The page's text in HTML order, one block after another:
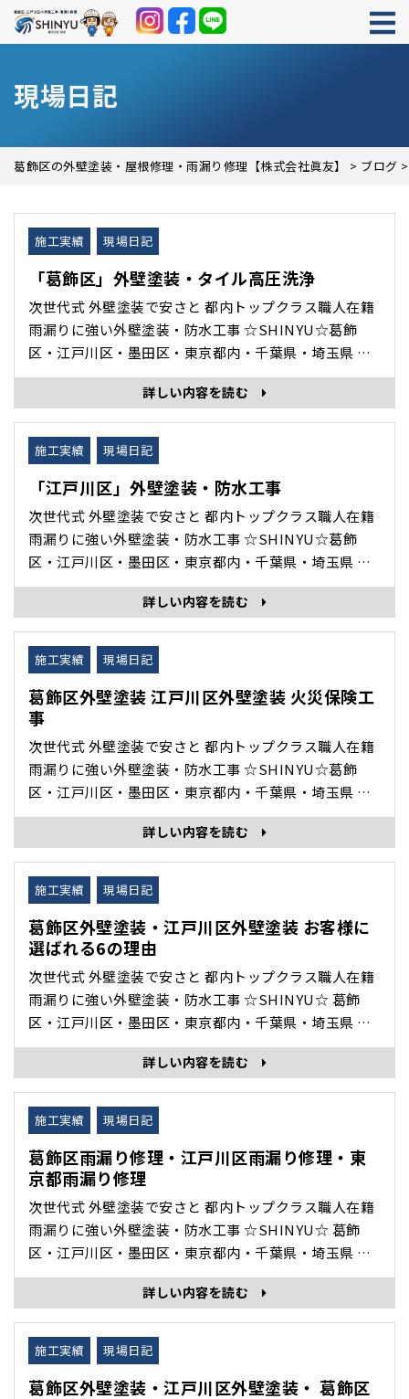
現場日記
葛飾区の外壁塗装・屋根修理・雨漏り修理【株式会社眞友】 > ブログ
施工実績 現場日記
「葛飾区」外壁塗装・タイル高圧洗浄
次世代式 外壁塗装で安さと 都内トップクラス職人在籍
雨漏りに強い外壁塗装・防水工事 ☆SHINYU☆葛飾
区・江戸川区・墨田区・東京都内・千葉県・埼玉県 を
中心に 外壁塗装・雨漏り修理・防水工事・住宅修理 専
門の 株式会社眞友 の 現場日記 施工完了 をホームペー
ジブログでご紹介いたします。 コケが凄いタイル汚れ
を高圧洗浄で流します。 施工前 施工中 施工完了 ･･･
詳しい内容を読む
施工実績 現場日記
「江戸川区」外壁塗装・防水工事
次世代式 外壁塗装で安さと 都内トップクラス職人在籍
雨漏りに強い外壁塗装・防水工事 ☆SHINYU☆葛飾
区・江戸川区・墨田区・東京都内・千葉県・埼玉県 を
中心に 外壁塗装・雨漏り修理・防水工事・住宅修理 専
門の 株式会社眞友 の 現場日記 施工完了 をホームペー
ジブログでご紹介いたします。 江戸川区で雨漏り修理
屋上防水工事を 施工致しました。 今回はウレタン防
水･･･
詳しい内容を読む
施工実績 現場日記
葛飾区外壁塗装 江戸川区外壁塗装 火災保険工
事
次世代式 外壁塗装で安さと 都内トップクラス職人在籍
雨漏りに強い外壁塗装・防水工事 ☆SHINYU☆葛飾
区・江戸川区・墨田区・東京都内・千葉県・埼玉県 を
中心に 外壁塗装・雨漏り修理・防水工事・住宅修理 専
門の 株式会社眞友 の 現場日記 施工完了 をホームペー
ジブログでご紹介いたします。 火災保険工事 全てお客
詳しい内容を読む
施工実績 現場日記
葛飾区外壁塗装・江戸川区外壁塗装 お客様に
選ばれる6の理由
次世代式 外壁塗装で安さと 都内トップクラス職人在籍
雨漏りに強い外壁塗装・防水工事 ☆SHINYU☆ 葛飾
区・江戸川区・墨田区・東京都内・千葉県・埼玉県 を
中心に 外壁塗装・雨漏り修理・防水工事・住宅修理 専
門の 株式会社眞友 の 現場日記 施工完了 をホームペー
ジブログでご紹介いたします。 SHINYU がお客様から
選ばれる6つの理由 ①スピード対応 お客様･･･
詳しい内容を読む
施工実績 現場日記
葛飾区雨漏り修理・江戸川区雨漏り修理・東
京都雨漏り修理
次世代式 外壁塗装で安さと 都内トップクラス職人在籍
雨漏りに強い外壁塗装・防水工事 ☆SHINYU☆ 葛飾
区・江戸川区・墨田区・東京都内・千葉県・埼玉県 を
中心に 外壁塗装・雨漏り修理・防水工事・住宅修理 専
門の 株式会社眞友 の 現場日記 施工完了 をホームペー
ジブログでご紹介いたします。 葛飾区雨漏り修理・江
戸川区雨漏り修理・都内・千葉県・埼玉県の方･･･
詳しい内容を読む
施工実績 現場日記
葛飾区外壁塗装・江戸川区外壁塗装・ 葛飾区